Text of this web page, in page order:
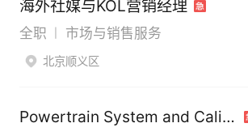
海外社媒与KOL营销经理
全职 市场与销售服务
北京顺义区
Powertrain System and Calibration Expert